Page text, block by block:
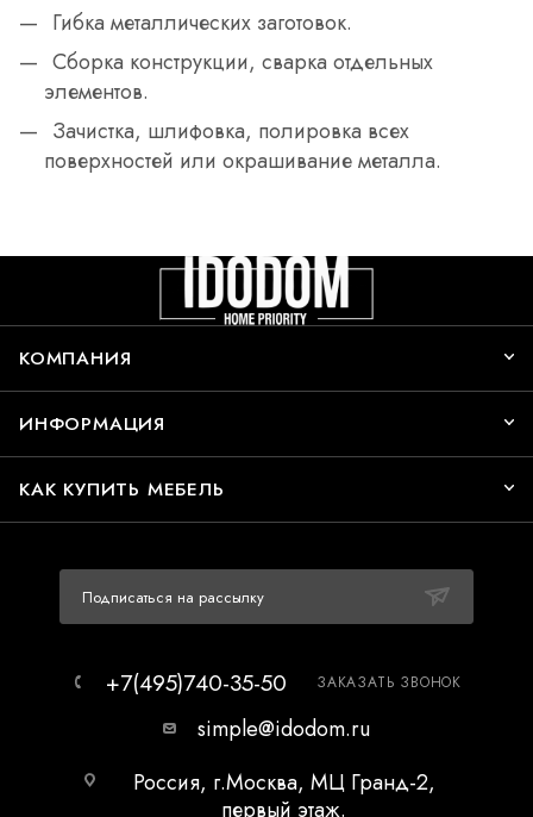
Гибка металлических заготовок.
Сборка конструкции, сварка отдельных
элементов.
Зачистка, шлифовка, полировка всех
поверхностей или окрашивание металла.
КОМПАНИЯ
ИНФОРМАЦИЯ
КАК КУПИТЬ МЕБЕЛЬ
Подписаться на рассылку
+7(495)740-35-50 ЗАКАЗАТЬ ЗВОНОК
simple@idodom.ru
Россия, г.Москва, МЦ Гранд-2,
первый этаж.